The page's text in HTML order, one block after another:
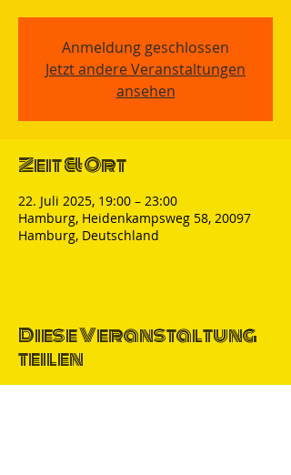
Anmeldung geschlossen
Jetzt andere Veranstaltungen
ansehen
Zeit & Ort
22. Juli 2025, 19:00 – 23:00
Hamburg, Heidenkampsweg 58, 20097
Hamburg, Deutschland
Diese Veranstaltung
teilen